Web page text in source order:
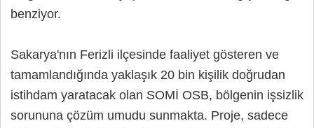
benziyor.
Sakarya'nın Ferizli ilçesinde faaliyet gösteren ve
tamamlandığında yaklaşık 20 bin kişilik doğrudan
istihdam yaratacak olan SOMİ OSB, bölgenin işsizlik
sorununa çözüm umudu sunmakta. Proje, sadece